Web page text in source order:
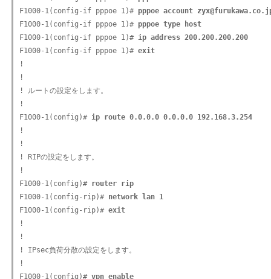
F1000-1(config-if pppoe 1)# pppoe account
F1000-1(config-if pppoe 1)# pppoe type host
F1000-1(config-if pppoe 1)# ip address 200.200.200.200
F1000-1(config-if pppoe 1)# exit
!
!
! ルートの設定をします。
!
F1000-1(config)# ip route 0.0.0.0 0.0.0.0 192.168.3.254
!
!
! RIPの設定をします。
!
F1000-1(config)# router rip
F1000-1(config-rip)# network lan 1
F1000-1(config-rip)# exit
!
!
! IPsec負荷分散の設定をします。
!
F1000-1(config)# vpn enable